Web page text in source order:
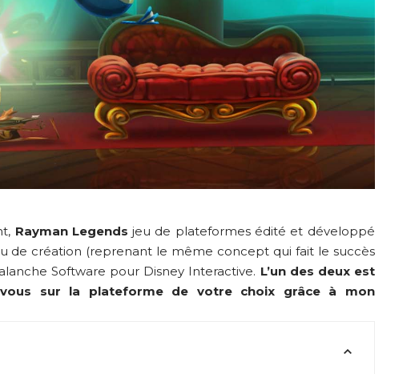
Rayman Legends jeu de plateformes édité et développé
de création (reprenant le même concept qui fait le succès
Software pour Disney Interactive. L’un des deux est
sur la plateforme de votre choix grâce à mon